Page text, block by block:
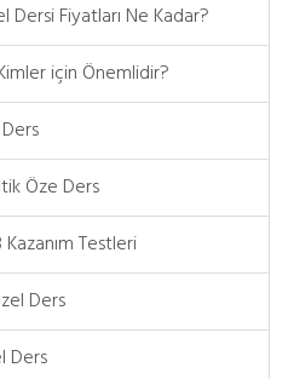
Fiyatları Ne Kadar?
için Önemlidir?
Öze Ders
Testleri
Ders
Ders